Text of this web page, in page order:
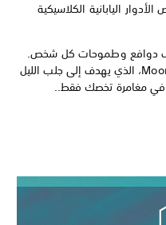
اليابانية الكلاسيكية
دوافع وطموحات كل شخص.
تعلم عن النظام السري Moonshade Order، الذي يهدف إلى جلب الليل
في مغامرة تخصك فقط..